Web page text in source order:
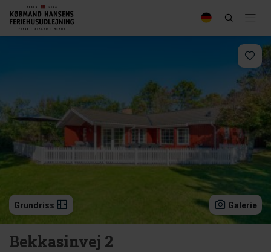
Grundriss Galerie
Bekkasinvej 2